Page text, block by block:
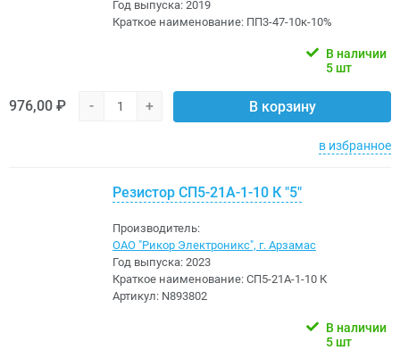
Год выпуска: 2019
Краткое наименование: ПП3-47-10к-10%
В наличии
5 шт
976,00 ₽ - + В корзину
в избранное
Резистор СП5-21А-1-10 К "5"
Производитель:
ОАО "Рикор Электроникс", г. Арзамас
Год выпуска: 2023
Краткое наименование: СП5-21А-1-10 К
Артикул: N893802
В наличии
5 шт